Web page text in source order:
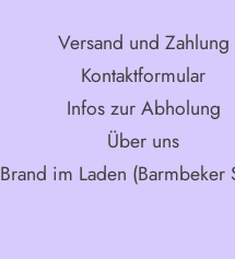
Versand und Zahlung
Kontaktformular
Infos zur Abholung
Über uns
Brand im Laden (Barmbeker